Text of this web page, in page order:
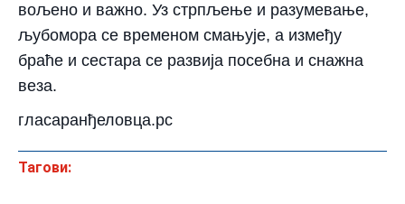
вољено и важно. Уз стрпљење и разумевање,
љубомора се временом смањује, а између
браће и сестара се развија посебна и снажна
веза.
гласаранђеловца.рс
Тагови: